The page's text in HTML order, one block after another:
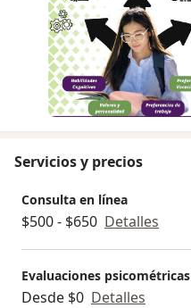
Servicios y precios
Consulta en línea
$500 - $650 Detalles
Evaluaciones psicométricas
Desde $0 Detalles